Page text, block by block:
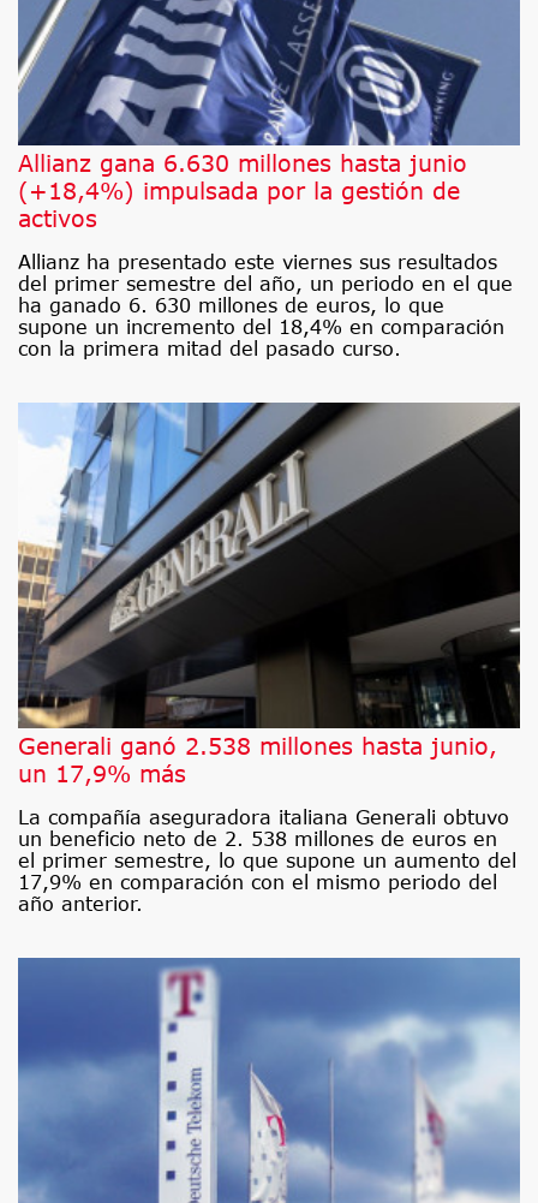
Allianz gana 6.630 millones hasta junio
(+18,4%) impulsada por la gestión de
activos
Allianz ha presentado este viernes sus resultados
del primer semestre del año, un periodo en el que
ha ganado 6. 630 millones de euros, lo que
supone un incremento del 18,4% en comparación
con la primera mitad del pasado curso.
Generali ganó 2.538 millones hasta junio,
un 17,9% más
La compañía aseguradora italiana Generali obtuvo
un beneficio neto de 2. 538 millones de euros en
el primer semestre, lo que supone un aumento del
17,9% en comparación con el mismo periodo del
año anterior.